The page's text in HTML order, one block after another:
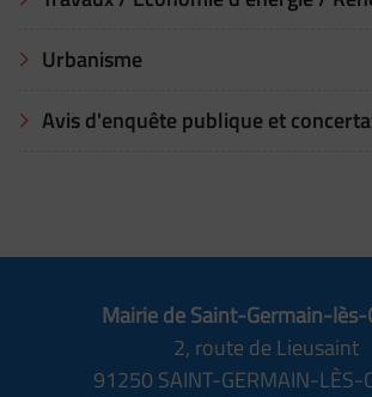
Urbanisme
Avis d'enquête publique et
Mairie de Saint-Germain-lès-
2, route de Lieusaint
91250 SAINT-GERMAIN-LÈS-